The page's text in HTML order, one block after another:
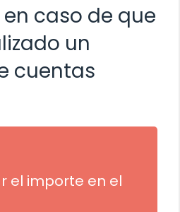
caso de que
un
cuentas
el importe en el